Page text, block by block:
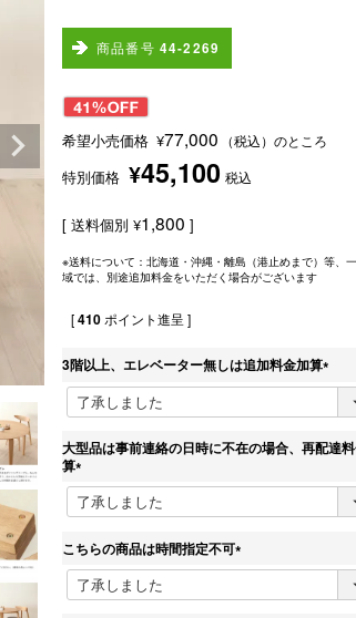
商品番号 44-2269
希望小売価格 ¥77,000 （税込）のところ
特別価格 ¥45,100 税込
送料個別 ¥1,800
※送料について：北海道・沖縄・離島（港止めまで）等、
域では、別途追加料金をいただく場合がございます
[410 ポイント進呈 ]
3階以上、エレベーター無しは追加料金加算
(
須
)
大型品は事前連絡の日時に不在の場合、再配達
算
(
必
須
)
こちらの商品は時間指定不可
(
須